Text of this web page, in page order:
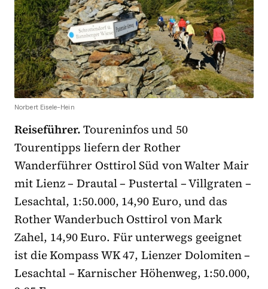
Norbert Eisele-Hein
Reiseführer.Toureninfos und 50
Tourentipps liefern der Rother
Wanderführer Osttirol Süd von Walter Mair
mit Lienz – Drautal – Pustertal – Villgraten –
Lesachtal, 1:50.000, 14,90 Euro, und das
Rother Wanderbuch Osttirol von Mark
Zahel, 14,90 Euro. Für unterwegs geeignet
ist die Kompass WK 47, Lienzer Dolomiten –
Lesachtal – Karnischer Höhenweg, 1:50.000,